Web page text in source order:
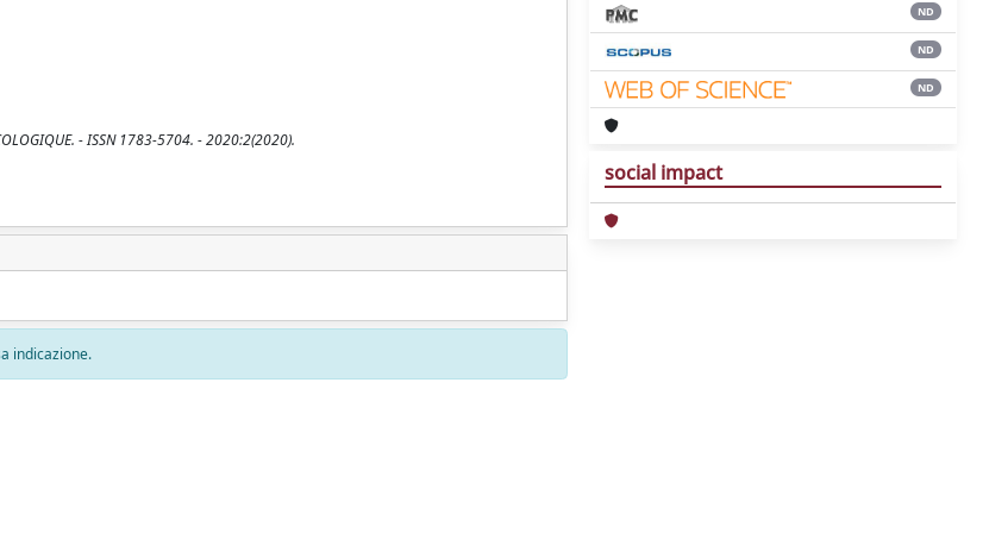
- ISSN 1783-5704. - 2020:2(2020).
indicazione.
ND
ND
ND
social impact